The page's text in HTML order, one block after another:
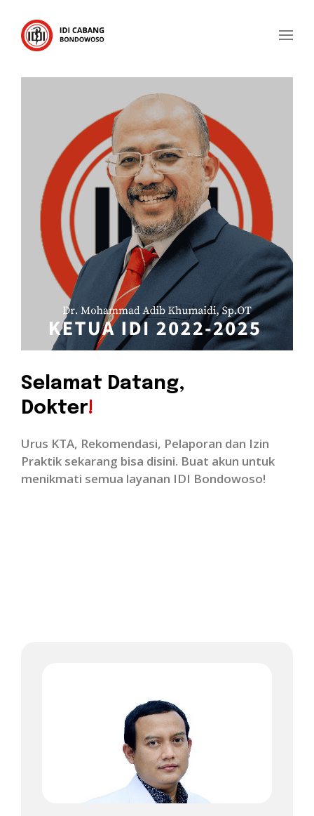
Selamat Datang,
Dokter!
Urus KTA, Rekomendasi, Pelaporan dan Izin
Praktik sekarang bisa disini. Buat akun untuk
menikmati semua layanan IDI Bondowoso!